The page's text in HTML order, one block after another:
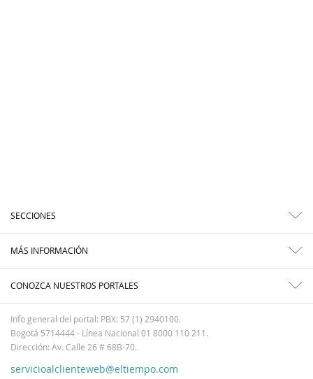
SECCIONES
MÁS INFORMACIÓN
CONOZCA NUESTROS PORTALES
Info general del portal: PBX: 57 (1) 2940100.
Bogotá 5714444 - Línea Nacional 01 8000 110 211.
Dirección: Av. Calle 26 # 68B-70.
servicioalclienteweb@eltiempo.com